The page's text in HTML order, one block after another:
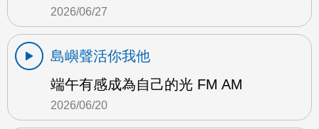
2026/06/27
島嶼聲活你我他
端午有感成為自己的光 FM AM
2026/06/20